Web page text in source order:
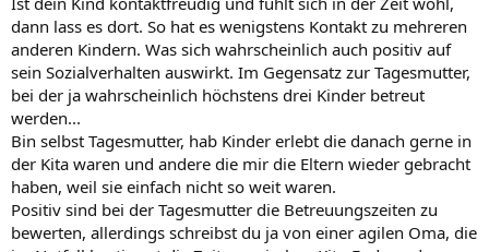
dann lass es dort. So hat es wenigstens Kontakt zu mehreren
anderen Kindern. Was sich wahrscheinlich auch positiv auf
sein Sozialverhalten auswirkt. Im Gegensatz zur Tagesmutter,
bei der ja wahrscheinlich höchstens drei Kinder betreut
werden...
Bin selbst Tagesmutter, hab Kinder erlebt die danach gerne in
der Kita waren und andere die mir die Eltern wieder gebracht
haben, weil sie einfach nicht so weit waren.
Positiv sind bei der Tagesmutter die Betreuungszeiten zu
bewerten, allerdings schreibst du ja von einer agilen Oma, die